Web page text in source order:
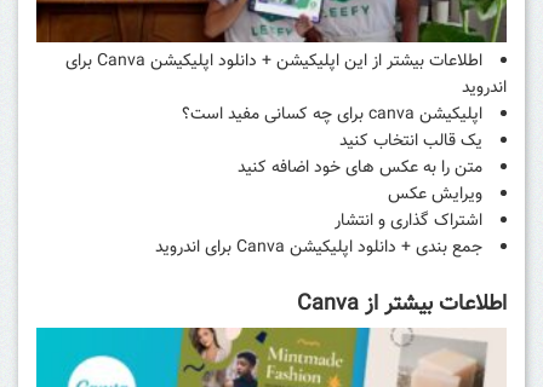
اطلاعات بیشتر از این اپلیکیشن + دانلود اپلیکیشن Canva برای
اندروید
اپلیکیشن canva برای چه کسانی مفید است؟
یک قالب انتخاب کنید
متن را به عکس های خود اضافه کنید
ویرایش عکس
اشتراک گذاری و انتشار
جمع بندی + دانلود اپلیکیشن Canva برای اندروید
اطلاعات بیشتر از Canva